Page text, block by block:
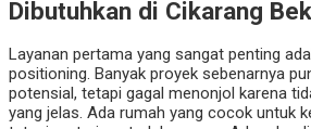
Dibutuhkan di Cikarang
Layanan pertama yang sangat penting
positioning. Banyak proyek sebenarnya
potensial, tetapi gagal menonjol karena
yang jelas. Ada rumah yang cocok untuk